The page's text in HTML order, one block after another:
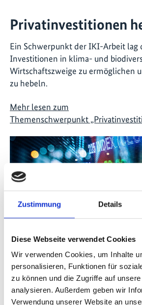
Zustimmung Details
Diese Webseite verwendet Cookies
Wir verwenden Cookies, um Inhalte
personalisieren, Funktionen für
zu können und die Zugriffe auf
analysieren. Außerdem geben wir
Verwendung unserer Website an
Privatinvestitionen
Ein Schwerpunkt der IKI-Arbeit lag
Investitionen in klima- und
Wirtschaftszweige zu ermöglichen
zu hebeln.
Mehr lesen zum
Themenschwerpunkt
©